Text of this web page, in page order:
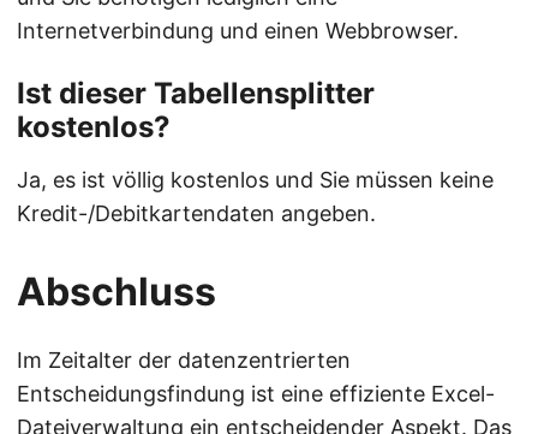
Internetverbindung und einen Webbrowser.
Ist dieser Tabellensplitter
kostenlos?
Ja, es ist völlig kostenlos und Sie müssen keine
Kredit-/Debitkartendaten angeben.
Abschluss
Im Zeitalter der datenzentrierten
Entscheidungsfindung ist eine effiziente Excel-
Dateiverwaltung ein entscheidender Aspekt. Das